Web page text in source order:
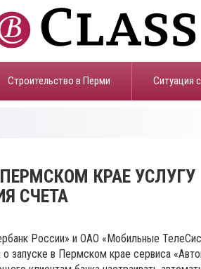
Строительство в Перми ​Ситуация
КРАЕ УСЛУГУ
СЧЕТА
России» и ОАО «Мобильные
о запуске в Пермском крае сервиса